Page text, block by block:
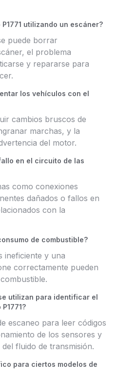
utilizando un escáner?
puede borrar
el problema
y repararse para
los vehículos con el
cambios bruscos de
marchas, y la
del motor.
en el circuito de las
como conexiones
dañados o fallos en
con la
de combustible?
ineficiente y una
correctamente pueden
utilizan para identificar el
escaneo para leer códigos
de los sensores y
fluido de transmisión.
para ciertos modelos de